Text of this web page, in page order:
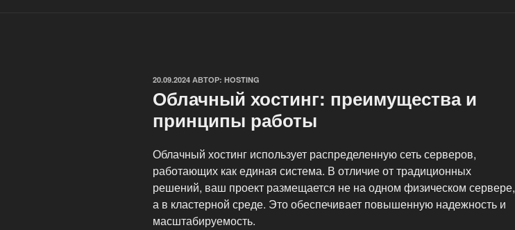
ОПУБЛИКОВАНО
20.09.2024 АВТОР: HOSTING
Облачный хостинг: преимущества и
принципы работы
Облачный хостинг использует распределенную сеть серверов,
работающих как единая система. В отличие от традиционных
решений, ваш проект размещается не на одном физическом сервере,
а в кластерной среде. Это обеспечивает повышенную надежность и
масштабируемость.